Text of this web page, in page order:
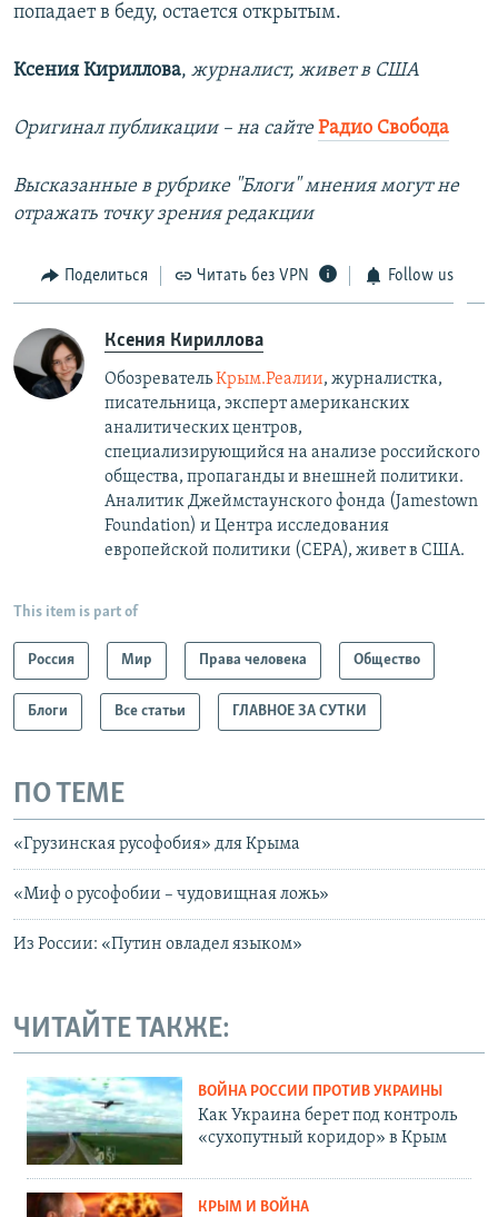
попадает в беду, остается открытым.
Ксения Кириллова, журналист, живет в США
Оригинал публикации – на сайтеРадио Свобода
Высказанные в рубрике "Блоги" мнения могут не
отражать точку зрения редакции​
Поделиться Читать без VPN Follow us
Ксения Кириллова
ОбозревательКрым.Реалии, журналистка,
писательница, эксперт американских
аналитических центров,
специализирующийся на анализе российского
общества, пропаганды и внешней политики.
Аналитик Джеймстаунского фонда (Jamestown
Foundation) и Центра исследования
европейской политики (CEPA), живет в США.
This item is part of
Россия Мир Права человека Общество
Блоги Все статьи ГЛАВНОЕ ЗА СУТКИ
ПО ТЕМЕ
«Грузинская русофобия» для Крыма
«Миф о русофобии – чудовищная ложь»
Из России: «Путин овладел языком»
ЧИТАЙТЕ ТАКЖЕ:
ВОЙНА РОССИИ ПРОТИВ УКРАИНЫ
Как Украина берет под контроль
«сухопутный коридор» в Крым
КРЫМ И ВОЙНА